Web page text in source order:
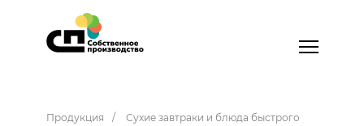
Продукция
Сухие завтраки и блюда быстрого